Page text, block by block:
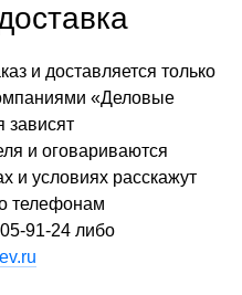
и доставляется только
«Деловые
зависят
и оговариваются
и условиях расскажут
телефонам
91-24 либо